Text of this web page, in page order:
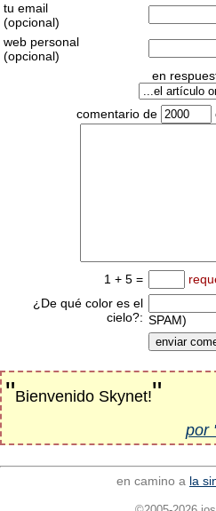
tu email
(opcional)
web personal
(opcional)
en
comentario de
1 + 5 =
¿De qué color es el
cielo?: SPAM)
"Bienvenido Skynet!"
por
en camino a la